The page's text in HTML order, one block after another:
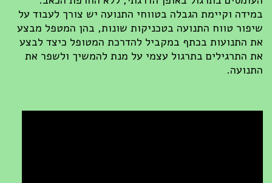
במידה וקיימת הגבלה בטווחי התנועה יש צורך לעבוד על
שיפור טווח התנועה בטכניקות שונות, בהן המטפל מבצע
את התנועות בכתף במקביל להדרכת המטופל כיצד לבצע
את התרגילים בתרגול עצמי על מנת להמשיך ולשפר את
התנועה.